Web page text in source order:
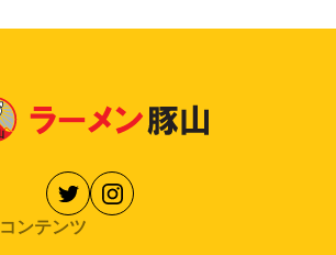
コンテンツ